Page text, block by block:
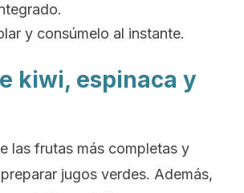
y consúmelo al instante.
kiwi, espinaca y
las frutas más completas y
jugos verdes. Además,